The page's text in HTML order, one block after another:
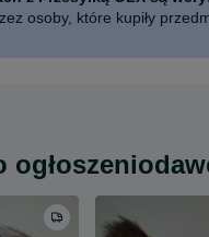
osoby, które kupiły